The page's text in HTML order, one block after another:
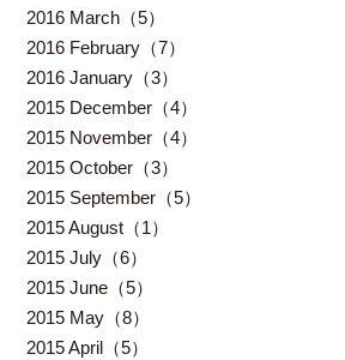
2016 March（5）
2016 February（7）
2016 January（3）
2015 December（4）
2015 November（4）
2015 October（3）
2015 September（5）
2015 August（1）
2015 July（6）
2015 June（5）
2015 May（8）
2015 April（5）